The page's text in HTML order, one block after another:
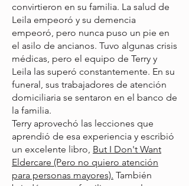
convirtieron en su familia. La salud de
Leila empeoró y su demencia
empeoró, pero nunca puso un pie en
el asilo de ancianos. Tuvo algunas crisis
médicas, pero el equipo de Terry y
Leila las superó constantemente. En su
funeral, sus trabajadores de atención
domiciliaria se sentaron en el banco de
la familia.
Terry aprovechó las lecciones que
aprendió de esa experiencia y escribió
un excelente libro, But I Don't Want
Eldercare (Pero no quiero atención
para personas mayores). También